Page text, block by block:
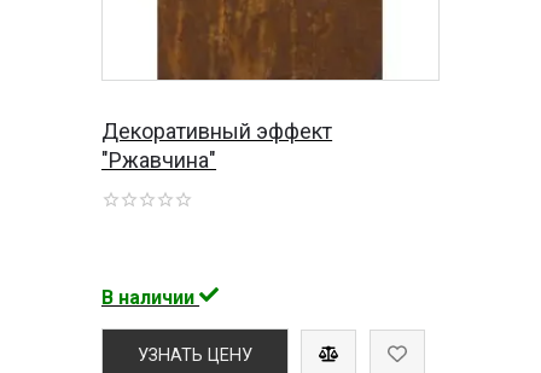
Декоративный эффект
"Ржавчина"
В наличии
УЗНАТЬ ЦЕНУ